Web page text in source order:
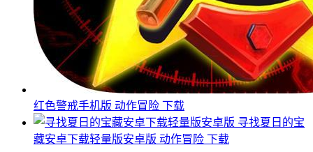
红色警戒手机版 动作冒险 下载
寻找夏日的宝
藏安卓下载轻量版安卓版 动作冒险 下载